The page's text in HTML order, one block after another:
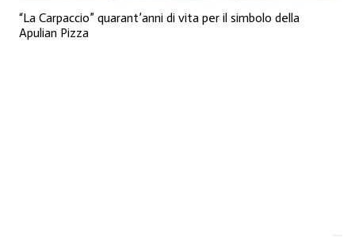
“La Carpaccio” quarant’anni di vita per il simbolo della
Apulian Pizza